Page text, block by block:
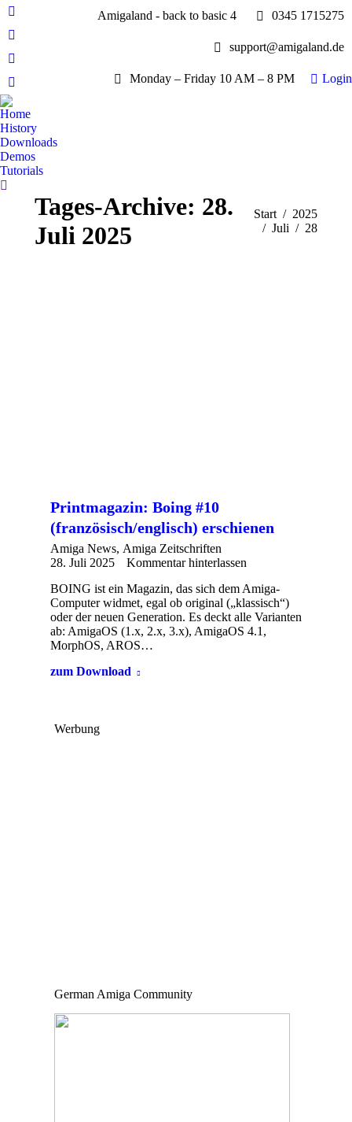
Facebook
page
opens
new
window
YouTube
page
opens
in
new
window
Whatsapp
page
opens
in
new
window
E-
Mail
page
opens
in
new
Amigaland - back to basic 4 0345 1715275
support@amigaland.de
Monday – Friday 10 AM – 8 PM Login
Home
History
Downloads
Demos
Tutorials
Search:
Tages-Archive: 28.
Juli 2025
Sie befinden sich hier:
Start
2025
Juli
28
Printmagazin: Boing #10
(französisch/englisch) erschienen
Amiga News, Amiga Zeitschriften
28. Juli 2025
Kommentar hinterlassen
BOING ist ein Magazin, das sich dem Amiga-
Computer widmet, egal ob original („klassisch“)
oder der neuen Generation. Es deckt alle Varianten
ab: AmigaOS (1.x, 2.x, 3.x), AmigaOS 4.1,
MorphOS, AROS…
zum Download
Werbung
German Amiga Community